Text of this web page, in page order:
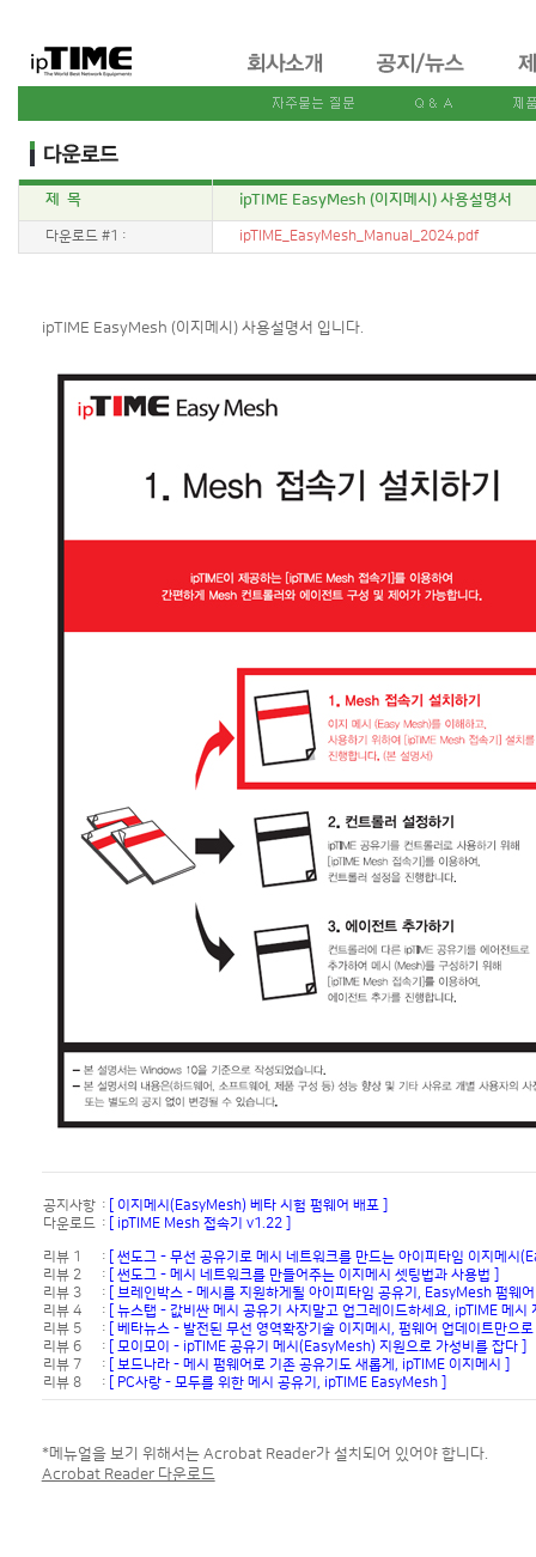
제 목 ipTIME EasyMesh (이지메시) 사용설명서
다운로드 #1 : ipTIME_EasyMesh_Manual_2024.pdf
ipTIME EasyMesh (이지메시) 사용설명서 입니다.
공지사항 :
[ 이지메시(EasyMesh) 베타 시험 펌웨어 배포 ]
다운로드 : [ ipTIME Mesh 접속기 v1.22 ]
리뷰 1 :
[ 썬도그 - 무선 공유기로 메시 네트워크를 만드는 아이피타임 이지메시
리뷰 2
:
[ 썬도그 - 메시 네트워크를 만들어주는 이지메시 셋팅법과 사용법 ]
리뷰 3
:
[ 브레인박스 - 메시를 지원하게될 아이피타임 공유기, EasyMesh 펌웨
리뷰 4
:
[ 뉴스탭 - 값비싼 메시 공유기 사지말고 업그레이드하세요, ipTIME 메시
리뷰 5
:
[ 베타뉴스 - 발전된 무선 영역확장기술 이지메시, 펌웨어 업데이트만으
리뷰 6
:
[ 모이모이 - ipTIME 공유기 메시(EasyMesh) 지원으로 가성비를 잡다 ]
리뷰 7
:
[ 보드나라 - 메시 펌웨어로 기존 공유기도 새롭게, ipTIME 이지메시 ]
리뷰 8
: [ PC사랑 - 모두를 위한 메시 공유기, ipTIME EasyMesh ]
*메뉴얼을 보기 위해서는 Acrobat Reader가 설치되어 있어야 합니다.
Acrobat Reader 다운로드